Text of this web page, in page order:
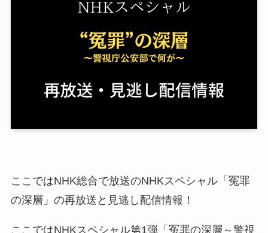
ここではNHK総合で放送のNHKスペシャル「冤罪
の深層」の再放送と見逃し配信情報！
ここではNHKスペシャル第1弾「冤罪の深層～警視